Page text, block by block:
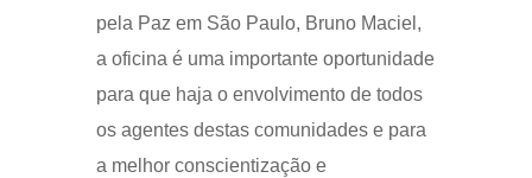
pela Paz em São Paulo, Bruno Maciel,
a oficina é uma importante oportunidade
para que haja o envolvimento de todos
os agentes destas comunidades e para
a melhor conscientização e